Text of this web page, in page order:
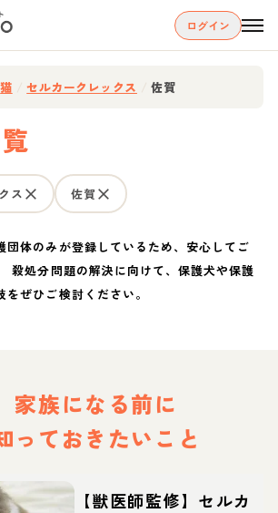
ログイン
猫 セルカークレックス 佐賀
ス 佐賀
団体のみが登録しているため、安心してご
殺処分問題の解決に向けて、保護犬や保護
ぜひご検討ください。
家族になる前に
っておきたいこと
【獣医師監修】セルカ